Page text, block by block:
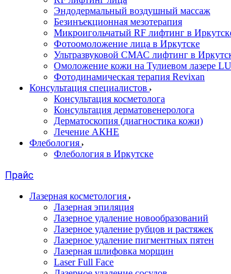
Эндодермальный воздушный массаж
Безинъекционная мезотерапия
Микроигольчатый RF лифтинг в
Фотоомоложение лица в Иркутске
Ультразвуковой СМАС лифтинг в
Омоложение кожи на Тулиевом лазере
Фотодинамическая терапия Revixan
Консультация специалистов
Консультация косметолога
Консультация дерматовенеролога
Дерматоскопия (диагностика кожи)
Лечение АКНЕ
Флебология
Флебология в Иркутске
Прайс
Лазерная косметология
Лазерная эпиляция
Лазерное удаление новообразований
Лазерное удаление рубцов и растяжек
Лазерное удаление пигментных пятен
Лазерная шлифовка морщин
Laser Full Face